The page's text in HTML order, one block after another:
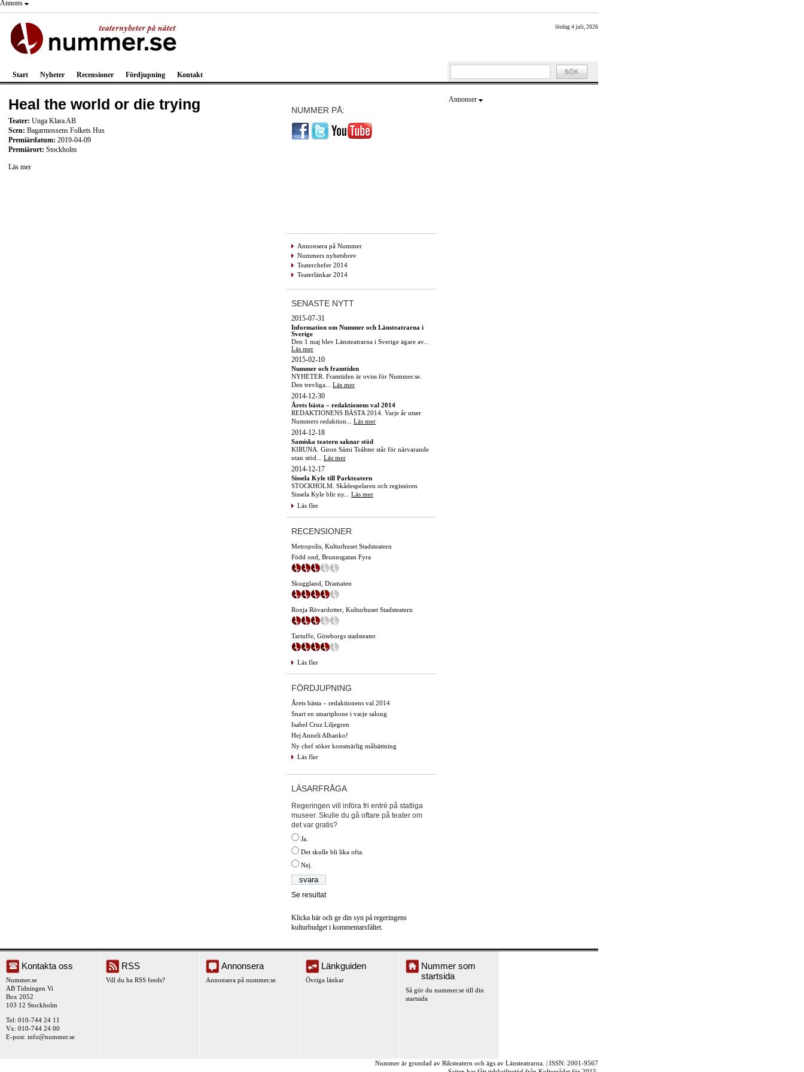
Annons
lördag 4 juli, 2026
Start Nyheter Recensioner Fördjupning Kontakt
Heal the world or die trying
Teater: Unga Klara AB
Scen: Bagarmossens Folkets Hus
Premiärdatum: 2019-04-09
Premiärort: Stockholm
Läs mer
NUMMER PÅ:
Annonsera på Nummer
Nummers nyhetsbrev
Teaterchefer 2014
Teaterlänkar 2014
SENASTE NYTT
2015-07-31
Information om Nummer och Länsteatrarna i
Sverige
Den 1 maj blev Länsteatrarna i Sverige ägare av...
Läs mer
2015-02-10
Nummer och framtiden
NYHETER. Framtiden är oviss för Nummer.se.
Den trevliga... Läs mer
2014-12-30
Årets bästa – redaktionens val 2014
REDAKTIONENS BÄSTA 2014. Varje år utser
Nummers redaktion... Läs mer
2014-12-18
Samiska teatern saknar stöd
KIRUNA. Giron Sámi Teáhter står för närvarande
utan stöd... Läs mer
2014-12-17
Sissela Kyle till Parkteatern
STOCKHOLM. Skådespelaren och regissören
Sissela Kyle blir ny... Läs mer
Läs fler
RECENSIONER
Metropolis, Kulturhuset Stadsteatern
Född ond, Brunnsgatan Fyra
Skuggland, Dramaten
Ronja Rövardotter, Kulturhuset Stadsteatern
Tartuffe, Göteborgs stadsteater
Läs fler
FÖRDJUPNING
Årets bästa – redaktionens val 2014
Snart en smartphone i varje salong
Isabel Cruz Liljegren
Hej Anneli Alhanko!
Ny chef söker konstnärlig målsättning
Läs fler
LÄSARFRÅGA
Regeringen vill införa fri entré på statliga
museer. Skulle du gå oftare på teater om
det var gratis?
Ja.
Det skulle bli lika ofta.
Nej.
Se resultat
Klicka här och ge din syn på regeringens
kulturbudget i kommentarsfältet.
Annonser
Kontakta oss
Nummer.se
AB Tidningen Vi
Box 2052
103 12 Stockholm
Tel: 010-744 24 11
Vx: 010-744 24 00
E-post: info@nummer.se
RSS
Vill du ha RSS feeds?
Annonsera
Annonsera på nummer.se
Länkguiden
Övriga länkar
Nummer som
startsida
Så gör du nummer.se till din
startsida
Nummer är grundad av Riksteatern och ägs av Länsteatrarna. | ISSN: 2001-9567